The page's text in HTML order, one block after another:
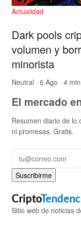
Actualidad
Dark pools
volumen y
minorista
Neutral · 6 Ago · 4 min
El mercado
Resumen diario de lo
ni promesas. Gratis.
Suscribirme
Cripto
Sitio web de noticias